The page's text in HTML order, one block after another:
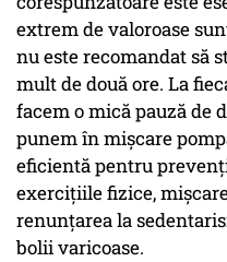
extrem de valoroase
nu este recomandat să
mult de două ore. La
facem o mică pauză de
punem în mișcare
eficientă pentru
exercițiile fizice,
renunțarea la
bolii varicoase.